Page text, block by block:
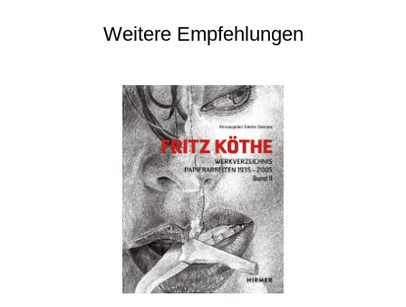
Weitere Empfehlungen